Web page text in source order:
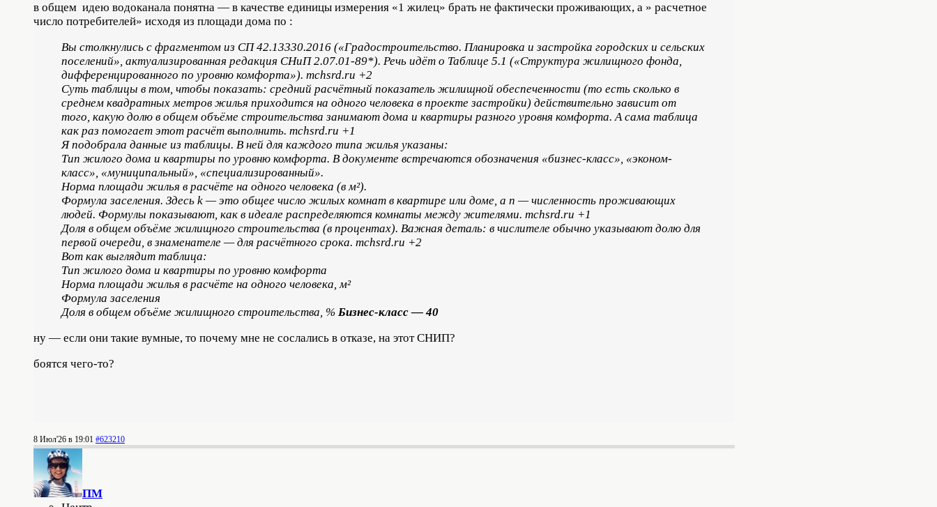
в общем идею водоканала понятна — в качестве единицы измерения «1 жилец» брать не фактически проживающих, а » расчетное
число потребителей» исходя из площади дома по :
Вы столкнулись с фрагментом из СП 42.13330.2016 («Градостроительство. Планировка и застройка городских и сельских
поселений», актуализированная редакция СНиП 2.07.01-89*). Речь идёт о Таблице 5.1 («Структура жилищного фонда,
дифференцированного по уровню комфорта»). mchsrd.ru +2
Суть таблицы в том, чтобы показать: средний расчётный показатель жилищной обеспеченности (то есть сколько в
среднем квадратных метров жилья приходится на одного человека в проекте застройки) действительно зависит от
того, какую долю в общем объёме строительства занимают дома и квартиры разного уровня комфорта. А сама таблица
как раз помогает этот расчёт выполнить. mchsrd.ru +1
Я подобрала данные из таблицы. В ней для каждого типа жилья указаны:
Тип жилого дома и квартиры по уровню комфорта. В документе встречаются обозначения «бизнес-класс», «эконом-
класс», «муниципальный», «специализированный».
Норма площади жилья в расчёте на одного человека (в м²).
Формула заселения. Здесь k — это общее число жилых комнат в квартире или доме, а n — численность проживающих
людей. Формулы показывают, как в идеале распределяются комнаты между жителями. mchsrd.ru +1
Доля в общем объёме жилищного строительства (в процентах). Важная деталь: в числителе обычно указывают долю для
первой очереди, в знаменателе — для расчётного срока. mchsrd.ru +2
Вот как выглядит таблица:
Тип жилого дома и квартиры по уровню комфорта
Норма площади жилья в расчёте на одного человека, м²
Формула заселения
Доля в общем объёме жилищного строительства, % Бизнес-класс — 40
ну — если они такие вумные, то почему мне не сослались в отказе, на этот СНИП?
боятся чего-то?
8 Июл'26 в 19:01 #623210
ПМ